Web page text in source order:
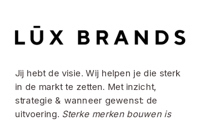
Jij hebt de visie. Wij helpen je die sterk
in de markt te zetten. Met inzicht,
strategie & wanneer gewenst: de
uitvoering. Sterke merken bouwen is